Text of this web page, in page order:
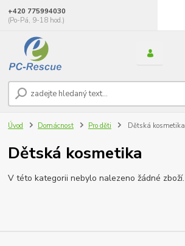
+420 775994030
(Po-Pá, 9-18 hod.)
Úvod Domácnost Pro děti Dětská kosmetika
Dětská kosmetika
V této kategorii nebylo nalezeno žádné zboží.